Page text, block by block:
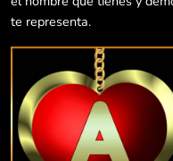
te representa.